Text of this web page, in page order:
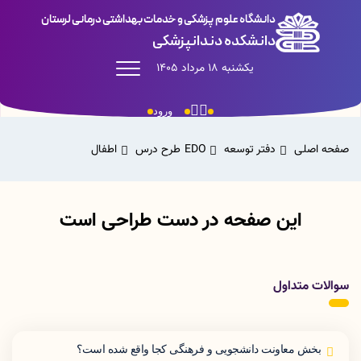
دانشگاه علوم پزشکی و خدمات بهداشتی درمانی لرستان
دانشکده دندانپزشکی
یکشنبه 18 مرداد 1405
ورود
صفحه اصلی دفتر توسعه EDO طرح درس اطفال
این صفحه در دست طراحی است
سوالات متداول
بخش معاونت دانشجویی و فرهنگی کجا واقع شده است؟